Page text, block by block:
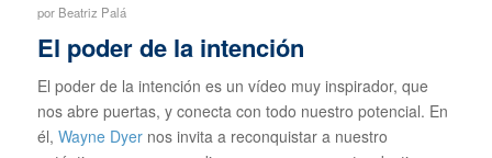
por Beatriz Palá
El poder de la intención
El poder de la intención es un vídeo muy inspirador, que
nos abre puertas, y conecta con todo nuestro potencial. En
él, Wayne Dyernos invita a reconquistar a nuestro